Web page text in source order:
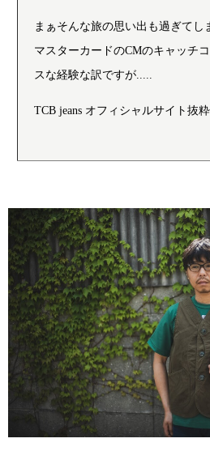
まぁそんな旅の思い出も過ぎてし
マスターカードのCMのキャッチ
スな経験な訳ですが.....
TCB jeans オフィシャルサイト抜粋